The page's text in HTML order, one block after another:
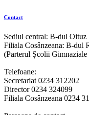
Contact
Sediul central: B-dul Oituz
Filiala Cosânzeana: B-dul
(Parterul Școlii
Telefoane:
Secretariat 0234 312202
Director 0234 324099
Filiala Cosânzeana 0234